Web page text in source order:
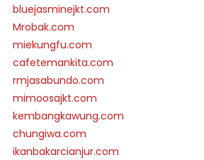
bluejasminejkt.com
Mrobak.com
miekungfu.com
cafetemankita.com
rmjasabundo.com
mimoosajkt.com
kembangkawung.com
chungiwa.com
ikanbakarcianjur.com